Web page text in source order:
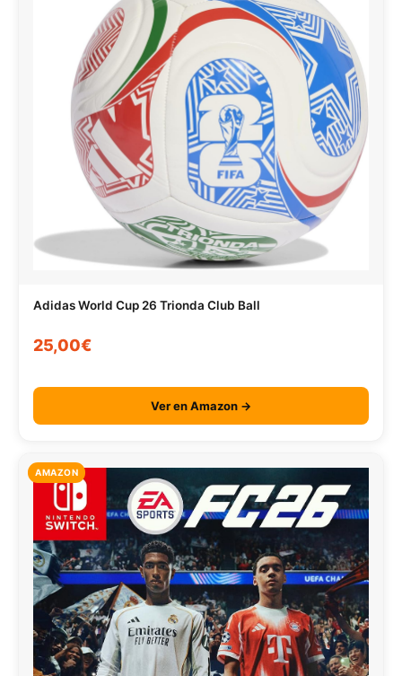
Adidas World Cup 26 Trionda Club Ball
25,00€
Ver en Amazon →
AMAZON